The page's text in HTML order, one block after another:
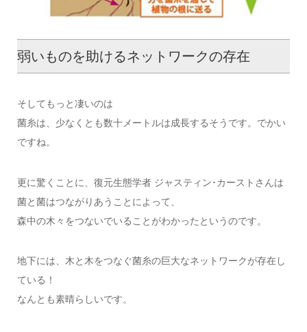
弱いものを助けるネットワークの存在
そしてもっと凄いのは
菌糸は、少なくとも数十メートルは成長するそうです。でかい
ですね。
更に驚くことに、復元生態学者 ジャスティン･カーストさんは
菌と菌はつながりあうことによって、
森中の木々をつないでいることがわかったというのです。
地下には、木と木をつなぐ菌糸の巨大なネットワークが存在し
ている！
なんとも素晴らしいです。